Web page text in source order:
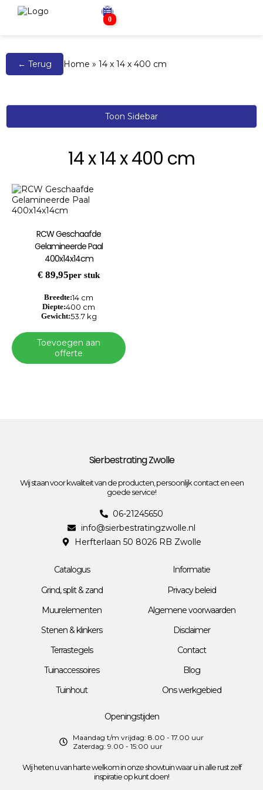
0
← Terug Home » 14 x 14 x 400 cm
Toon Sidebar
14 x 14 x 400 cm
RCW Geschaafde
Gelamineerde Paal
400x14x14cm
€ 89,95per stuk
Breedte:14 cm
Diepte:400 cm
Gewicht:53.7 kg
Toevoegen aan
offerte
Sierbestrating Zwolle
Wij staan voor kwaliteit van de producten, persoonlijk contact en een
goede service!
06-21245650
info@sierbestratingzwolle.nl
Herfterlaan 50 8026 RB Zwolle
Catalogus
Grind, split & zand
Muurelementen
Stenen & klinkers
Terrastegels
Tuinaccessoires
Tuinhout
Informatie
Privacy beleid
Algemene voorwaarden
Disclaimer
Contact
Blog
Ons werkgebied
Openingstijden
Maandag t/m vrijdag: 8.00 - 17.00 uur
Zaterdag: 9.00 - 15:00 uur
Wij heten u van harte welkom in onze showtuin waar u in alle rust zelf
inspiratie op kunt doen!